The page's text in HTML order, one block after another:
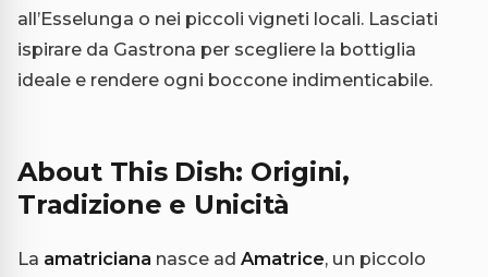
all’Esselunga o nei piccoli vigneti locali. Lasciati
ispirare da Gastrona per scegliere la bottiglia
ideale e rendere ogni boccone indimenticabile.
About This Dish: Origini,
Tradizione e Unicità
La amatriciana nasce ad Amatrice, un piccolo